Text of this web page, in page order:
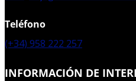
Teléfono
(+34) 958 222 257
INFORMACIÓN DE